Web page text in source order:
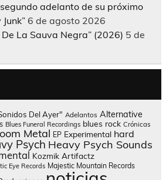
adelanto de su próximo
6 de agosto 2026
La Sauva Negra” (2026) 5 de
Del Ayer" Adelantos Alternative
Blues Funeral Recordings blues rock Crónicas
Metal EP Experimental hard
Psych Heavy Psych Sounds
Kozmik Artifactz
Eye Records Majestic Mountain Records